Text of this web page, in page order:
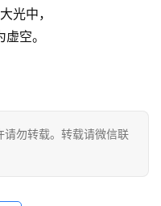
光中，
空。
请勿转载。转载请微信联